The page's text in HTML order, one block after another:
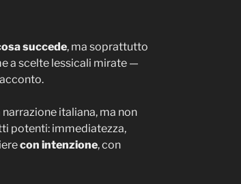
succede, ma soprattutto
a scelte lessicali mirate —
italiana, ma non
potenti: immediatezza,
con intenzione, con